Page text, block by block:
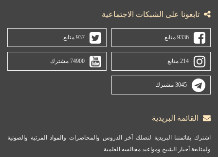
تابعونا على الشبكات الاجتماعية
9336 متابع 937 متابع
214 متابع 74900 مشترك
3045 مشترك
القائمة البريدية
اشترك بقائمتنا البريدية لتصلك آخر الدروس والمحاضرات والمواد المرئية والصوتية
ولمتابعة أخبار الشيخ ومواعيد مجالسه العلمية.